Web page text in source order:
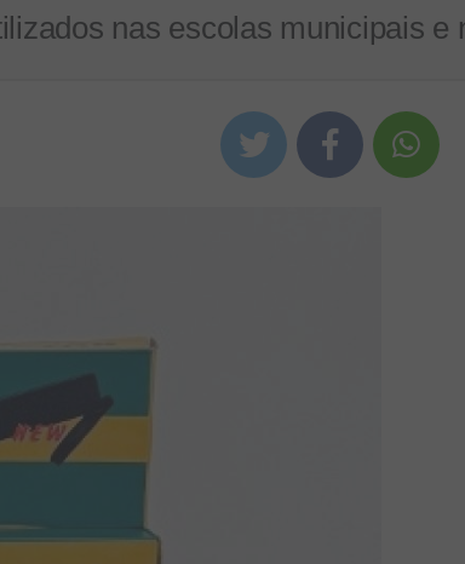
nas escolas municipais e